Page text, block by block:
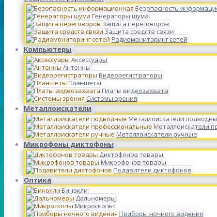
Безопасность
Генераторы шума
Защита переговоров
Защита средств связи
Радиомониторинг сетей
Компьютеры
Аксессуары
Антенны
Видеорегистраторы
Планшеты
Платы видеозахвата
Системы зрения
Металлоискатели
Металлоискатели
Металлоискатели
Металлоискатели ручные
Микрофоны диктофоны
Диктофонов товары
Микрофонов товары
Подавители диктофонов
Оптика
Бинокли
Дальномеры
Микроскопы
Приборы ночного видения